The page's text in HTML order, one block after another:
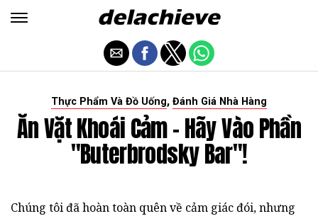
Thực Phẩm Và Đồ Uống, Đánh Giá Nhà Hàng
Ăn Vặt Khoái Cảm - Hãy Vào Phần
"Buterbrodsky Bar"!
Chúng tôi đã hoàn toàn quên về cảm giác đói, nhưng